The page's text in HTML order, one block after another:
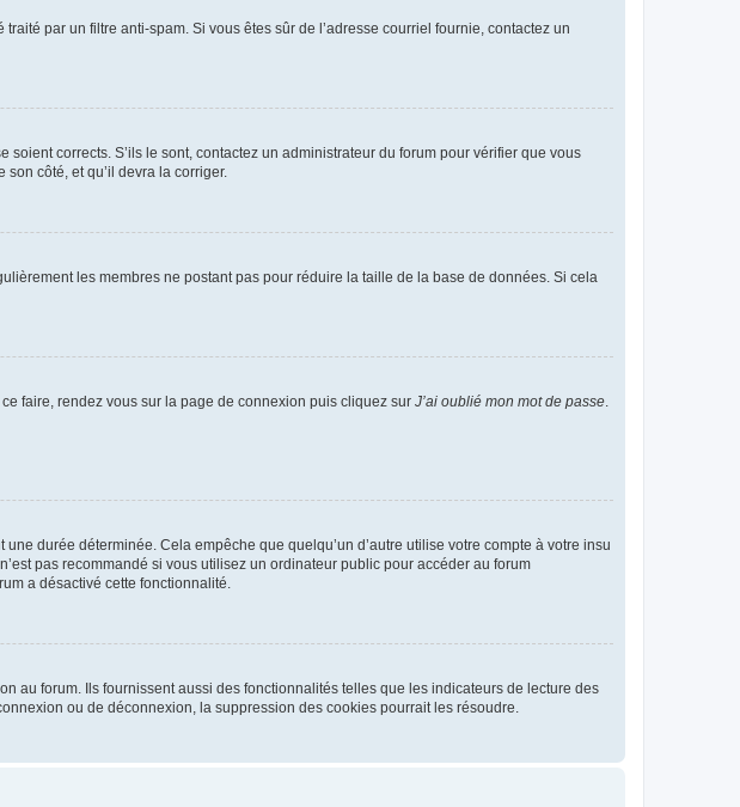
par un filtre anti-spam. Si vous êtes sûr de l’adresse courriel fournie, contactez un
corrects. S’ils le sont, contactez un administrateur du forum pour vérifier que vous
côté, et qu’il devra la corriger.
les membres ne postant pas pour réduire la taille de la base de données. Si cela
faire, rendez vous sur la page de connexion puis cliquez sur J’ai oublié mon mot de passe.
durée déterminée. Cela empêche que quelqu’un d’autre utilise votre compte à votre insu
pas recommandé si vous utilisez un ordinateur public pour accéder au forum
a désactivé cette fonctionnalité.
au forum. Ils fournissent aussi des fonctionnalités telles que les indicateurs de lecture des
ou de déconnexion, la suppression des cookies pourrait les résoudre.